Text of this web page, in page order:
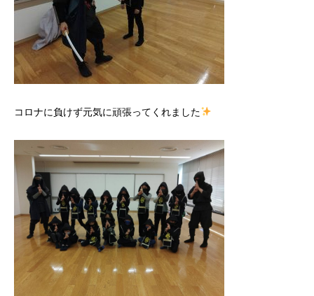
コロナに負けず元気に頑張ってくれました